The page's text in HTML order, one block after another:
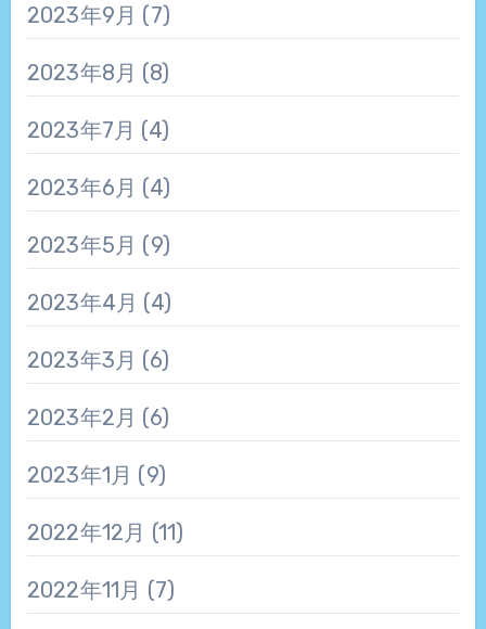
2023年9月 (7)
2023年8月 (8)
2023年7月 (4)
2023年6月 (4)
2023年5月 (9)
2023年4月 (4)
2023年3月 (6)
2023年2月 (6)
2023年1月 (9)
2022年12月 (11)
2022年11月 (7)